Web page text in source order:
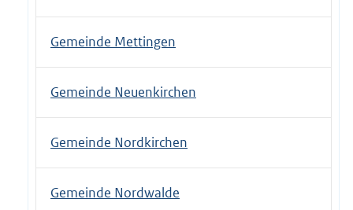
Gemeinde Mettingen
Gemeinde Neuenkirchen
Gemeinde Nordkirchen
Gemeinde Nordwalde